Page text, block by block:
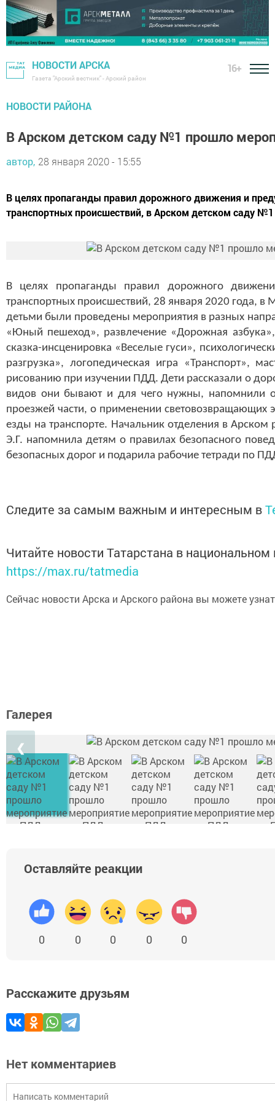
НОВОСТИ АРСКА
Газета "Арский вестник" - Арский район
16+
НОВОСТИ РАЙОНА
В Арском детском саду №1 прошло
автор, 28 января 2020 - 15:55
В целях пропаганды правил дорожного движения и
транспортных происшествий, в Арском детском саду
В целях пропаганды правил дорожного
транспортных происшествий, 28 января 2020 года,
детьми были проведены мероприятия в разных
«Юный пешеход», развлечение «Дорожная
сказка-инсценировка «Веселые гуси»,
разгрузка», логопедическая игра «Транспорт»,
рисованию при изучении ПДД. Дети рассказали о
видов они бывают и для чего нужны, напомнили о
проезжей части, о применении световозвращающих
езды на транспорте. Начальник отделения в
Э.Г. напомнила детям о правилах безопасного
безопасных дорог и подарила рабочие тетради по
Следите за самым важным и интересным в
Читайте новости Татарстана в
https://max.ru/tatmedia
Сейчас новости Арска и Арского района вы можете
Галерея
❮
Оставляйте реакции
0 0 0 0 0
Расскажите друзьям
Нет комментариев